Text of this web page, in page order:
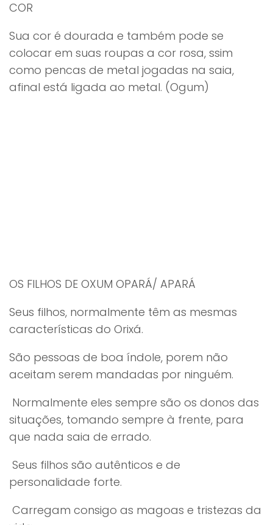
COR
Sua cor é dourada e também pode se
colocar em suas roupas a cor rosa, ssim
como pencas de metal jogadas na saia,
afinal está ligada ao metal. (Ogum)
OS FILHOS DE OXUM OPARÁ/ APARÁ
Seus filhos, normalmente têm as mesmas
características do Orixá.
São pessoas de boa índole, porem não
aceitam serem mandadas por ninguém.
Normalmente eles sempre são os donos das
situações, tomando sempre à frente, para
que nada saia de errado.
Seus filhos são autênticos e de
personalidade forte.
Carregam consigo as magoas e tristezas da